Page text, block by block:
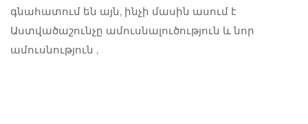
գնահատում են այն, ինչի մասին ասում է
Աստվածաշունչը ամուսնալուծություն և նոր
ամուսնություն ,